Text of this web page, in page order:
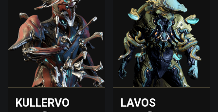
KULLERVO LAVOS